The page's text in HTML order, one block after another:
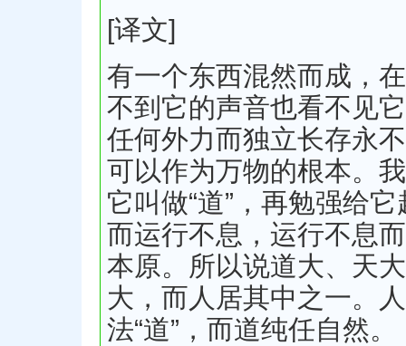
[译文]
有一个东西混然而成，
不到它的声音也看不见
任何外力而独立长存永
可以作为万物的根本。
它叫做“道”，再勉强给
而运行不息，运行不息
本原。所以说道大、天
大，而人居其中之一。
法“道”，而道纯任自然。